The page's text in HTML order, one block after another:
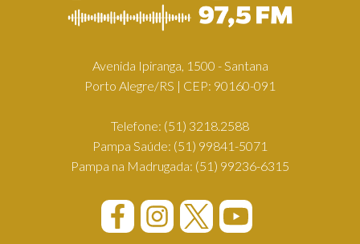
Avenida Ipiranga, 1500 - Santana
Porto Alegre/RS | CEP: 90160-091
Telefone: (51) 3218.2588
Pampa Saúde: (51) 99841-5071
Pampa na Madrugada: (51) 99236-6315